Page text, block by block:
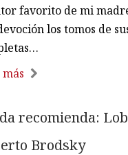
favorito de mi
los tomos de
recomienda:
Brodsky